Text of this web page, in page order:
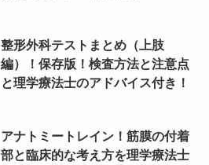
整形外科テストまとめ（上肢
編）！保存版！検査方法と注意点
と理学療法士のアドバイス付き！
アナトミートレイン！筋膜の付着
部と臨床的な考え方を理学療法士